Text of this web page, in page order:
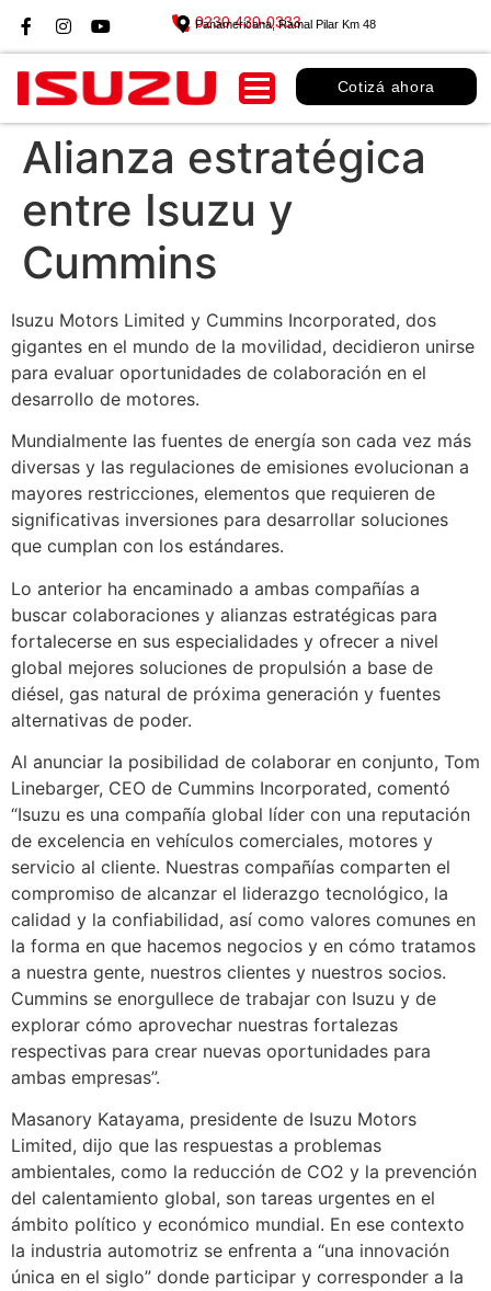
0230 430-0333
Panamericana, Ramal Pilar Km 48
Cotizá ahora
Alianza estratégica
entre Isuzu y
Cummins
Isuzu Motors Limited y Cummins Incorporated, dos
gigantes en el mundo de la movilidad, decidieron unirse
para evaluar oportunidades de colaboración en el
desarrollo de motores.
Mundialmente las fuentes de energía son cada vez más
diversas y las regulaciones de emisiones evolucionan a
mayores restricciones, elementos que requieren de
significativas inversiones para desarrollar soluciones
que cumplan con los estándares.
Lo anterior ha encaminado a ambas compañías a
buscar colaboraciones y alianzas estratégicas para
fortalecerse en sus especialidades y ofrecer a nivel
global mejores soluciones de propulsión a base de
diésel, gas natural de próxima generación y fuentes
alternativas de poder.
Al anunciar la posibilidad de colaborar en conjunto, Tom
Linebarger, CEO de Cummins Incorporated, comentó
“Isuzu es una compañía global líder con una reputación
de excelencia en vehículos comerciales, motores y
servicio al cliente. Nuestras compañías comparten el
compromiso de alcanzar el liderazgo tecnológico, la
calidad y la confiabilidad, así como valores comunes en
la forma en que hacemos negocios y en cómo tratamos
a nuestra gente, nuestros clientes y nuestros socios.
Cummins se enorgullece de trabajar con Isuzu y de
explorar cómo aprovechar nuestras fortalezas
respectivas para crear nuevas oportunidades para
ambas empresas”.
Masanory Katayama, presidente de Isuzu Motors
Limited, dijo que las respuestas a problemas
ambientales, como la reducción de CO2 y la prevención
del calentamiento global, son tareas urgentes en el
ámbito político y económico mundial. En ese contexto
la industria automotriz se enfrenta a “una innovación
única en el siglo” donde participar y corresponder a la